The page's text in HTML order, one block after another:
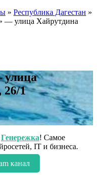
» Республика Дагестан »
— улица Хайрутдина
улица
26/1
Генережка! Самое
IT и бизнеса.
канал